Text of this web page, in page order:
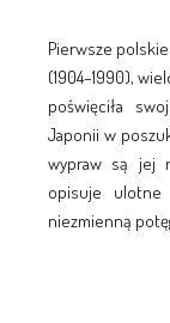
Pierwsze
(1904–1990),
poświęciła
Japonii w
wypraw są jej
opisuje ulotne
niezmienną